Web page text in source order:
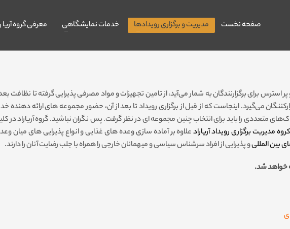
صفحه نخست مدیریت و برگزاری رویدادها خدمات نمایشگاهی معرفی گروه آریا
برای برگزارنندگان به شمار می‌آید، از تامین تجهیزات و مواد مصرفی پذیرایی گرفته تا نظافت
می­‌گیرد. اینجاست که از قبل از برگزاری رویداد تا بعد از آن، حضور مجموعه های ارائه
متعددی را باید برای انتخاب چنین مجموعه ای در نظر گرفت. پس نگران نباشید. گروه آریاراد در
کروه مدیریت برگزاری رویداد آریارادعلاوه بر آماده سازی وعده هاى غذایى و انواع پذیرایی های
بین المللىو پذیرایى از افراد سرشناس سیاسى و میهمانان خارجى را همراه با جلب رضایت آنان را دارند.
خواهد شد.